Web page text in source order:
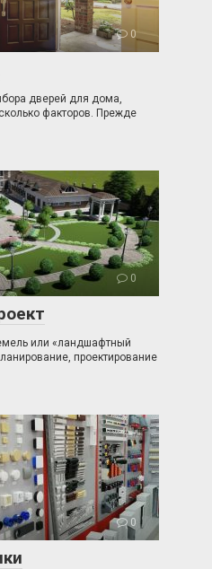
0
дверей для дома,
факторов. Прежде
0
или «ландшафтный
проектирование
0